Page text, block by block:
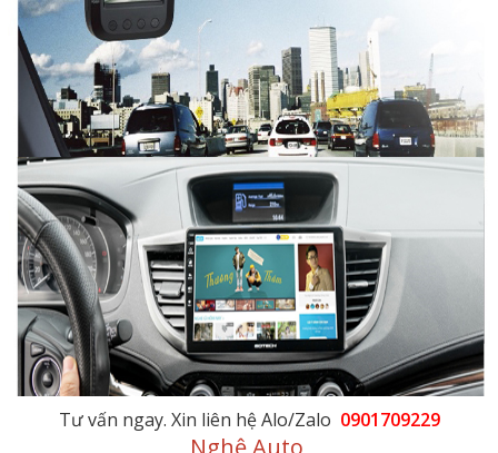
Tư vấn ngay. Xin liên hệ Alo/Zalo 0901709229